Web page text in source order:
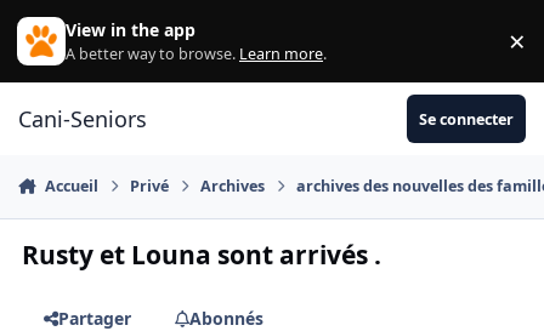
Aller au contenu
View in the app
A better way to browse. Learn more. ×
Cani-Seniors Se connecter
Accueil Privé Archives archives des nouvelles des
Rusty et Louna sont arrivés .
Partager
Abonnés